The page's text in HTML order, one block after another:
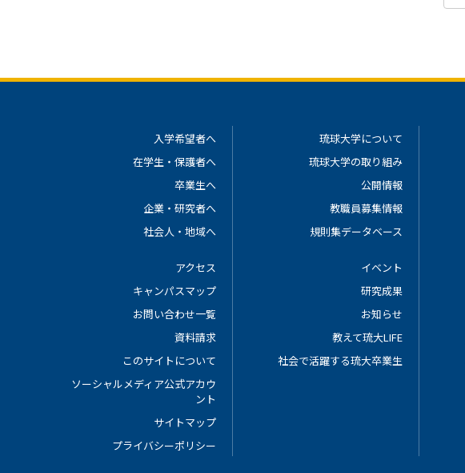
入学希望者へ
在学生・保護者へ
卒業生へ
企業・研究者へ
社会人・地域へ
アクセス
キャンパスマップ
お問い合わせ一覧
資料請求
このサイトについて
ソーシャルメディア公式アカウ
ント
サイトマップ
プライバシーポリシー
琉球大学について
琉球大学の取り組み
公開情報
教職員募集情報
規則集データベース
イベント
研究成果
お知らせ
教えて琉大LIFE
社会で活躍する琉大卒業生